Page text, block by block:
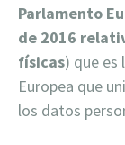
Parlamento
de 2016
físicas) que es
Europea que
los datos